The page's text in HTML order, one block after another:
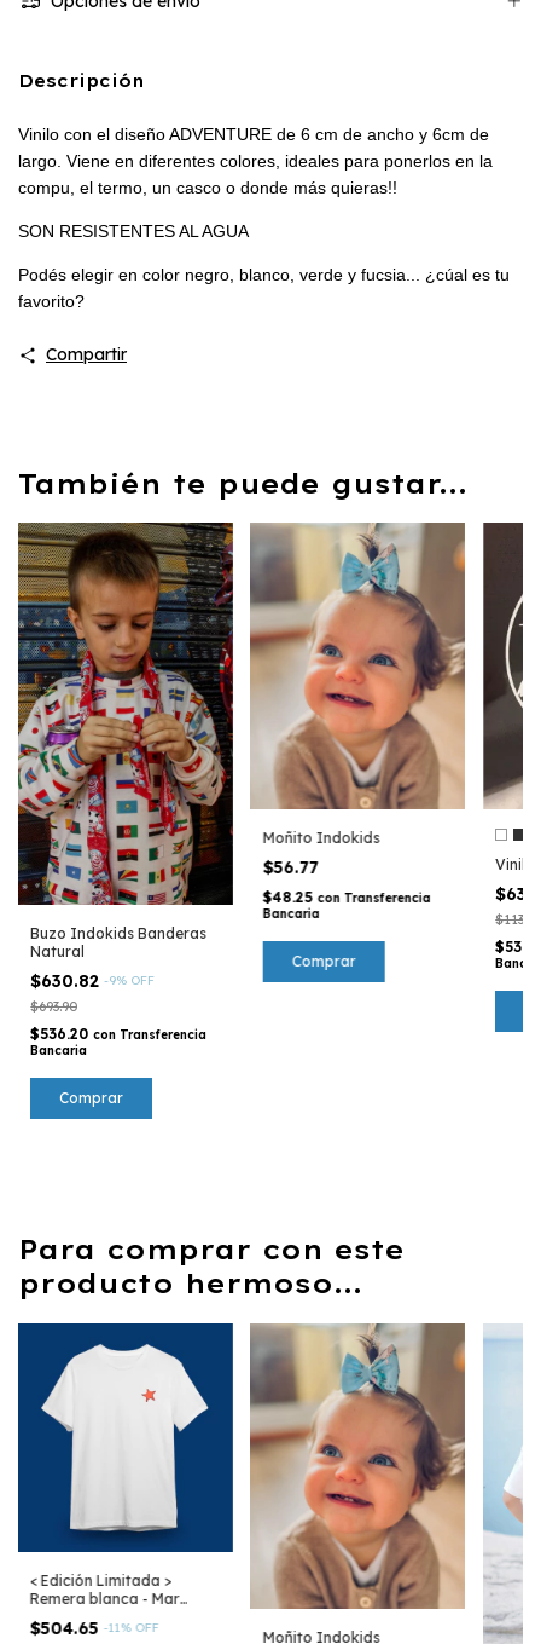
Descripción
Vinilo con el diseño ADVENTURE de 6 cm de ancho y 6cm de
largo. Viene en diferentes colores, ideales para ponerlos en la
compu, el termo, un casco o donde más quieras!!
SON RESISTENTES AL AGUA
Podés elegir en color negro, blanco, verde y fucsia... ¿cúal es tu
favorito?
Compartir
También te puede gustar...
Buzo Indokids Banderas
Natural
$630.82 -9% OFF
$693.90
$536.20 con Transferencia
Bancaria
Comprar
Moñito Indokids
$56.77
$48.25 con Transferencia
Bancaria
Comprar
Vinilo
Para comprar con este
producto hermoso...
< Edición Limitada >
Remera blanca - Mar
Argentino
$504.65 -11% OFF
Moñito Indokids